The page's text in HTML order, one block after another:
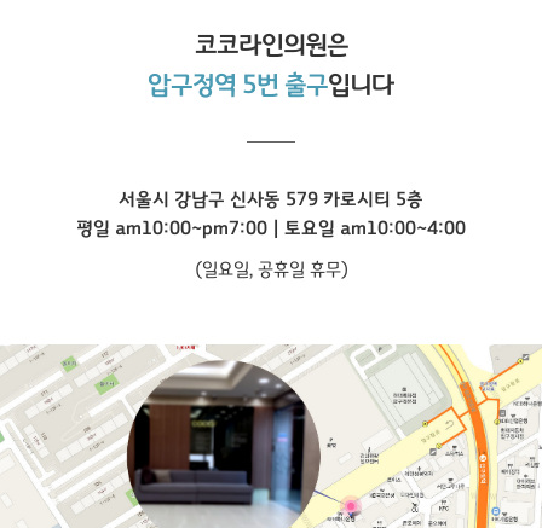
코코라인의원은
압구정역 5번 출구입니다
서울시 강남구 신사동 579 카로시티 5층
평일 am10:00~pm7:00 | 토요일 am10:00~4:00
(일요일, 공휴일 휴무)